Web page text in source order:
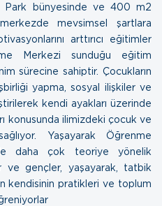
Park bünyesinde ve 400 m2
mevsimsel şartlara
arttırıcı eğitimler
Merkezi sunduğu eğitim
sürecine sahiptir. Çocukların
yapma, sosyal ilişkiler ve
kendi ayakları üzerinde
konusunda ilimizdeki çocuk ve
Yaşayarak Öğrenme
daha çok teoriye yönelik
ve gençler, yaşayarak, tatbik
kendisinin pratikleri ve toplum